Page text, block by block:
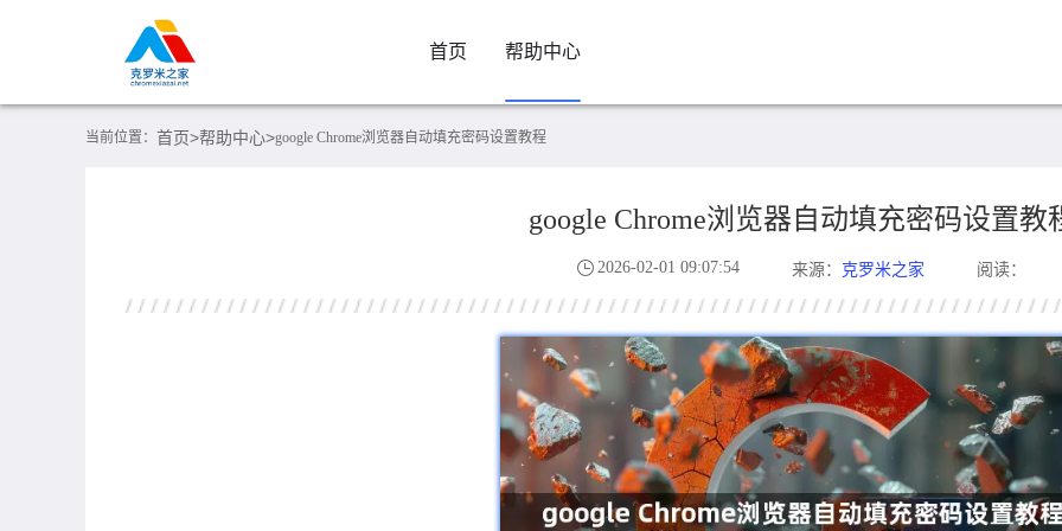
首页 帮助中心
当前位置： 首页>帮助中心>google Chrome浏览器自动填充密码设置教程
google Chrome浏览器自动填充密码设置教
2026-02-01 09:07:54 来源： 克罗米之家 阅读：